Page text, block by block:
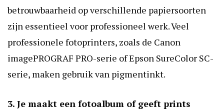
betrouwbaarheid op verschillende papiersoorten
zijn essentieel voor professioneel werk. Veel
professionele fotoprinters, zoals de Canon
imagePROGRAF PRO-serie of Epson SureColor SC-
serie, maken gebruik van pigmentinkt.
3. Je maakt een fotoalbum of geeft prints